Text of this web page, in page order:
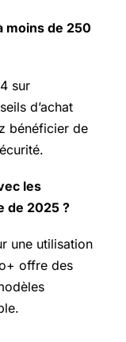
moins de 250
sur
d’achat
bénéficier de
les
de 2025 ?
une utilisation
offre des